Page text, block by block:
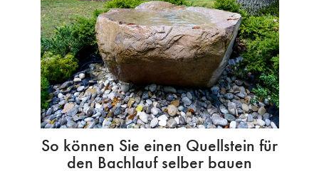
So können Sie einen Quellstein für
den Bachlauf selber bauen